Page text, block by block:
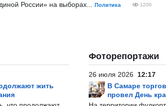
России» на выборах...
Политика 1200
жить
Фоторепортажи
26 июля 2026 12:17
В Самаре
провел День